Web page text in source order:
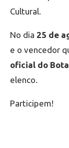
Cultural.
No dia 25 de
e o vencedor
oficial do
elenco.
Participem!